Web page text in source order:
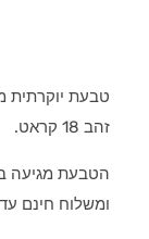
טבעת יוקרתית
זהב 18 קראט.
הטבעת מגיעה
ומשלוח חינם